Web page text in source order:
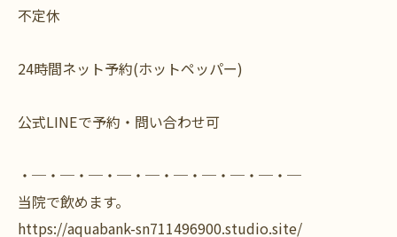
不定休
24時間ネット予約(ホットペッパー)
公式LINEで予約・問い合わせ可
・─・─・─・─・─・─・─・─・─・─
当院で飲めます。
https://aquabank-sn711496900.studio.site/